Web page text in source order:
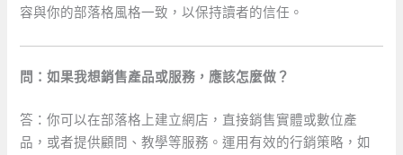
容與你的部落格風格一致，以保持讀者的信任。
問：如果我想銷售產品或服務，應該怎麼做？
答：你可以在部落格上建立網店，直接銷售實體或數位產
品，或者提供顧問、教學等服務。運用有效的行銷策略，如